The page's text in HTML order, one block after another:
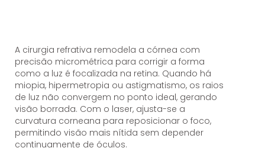
A cirurgia refrativa remodela a córnea com
precisão micrométrica para corrigir a forma
como a luz é focalizada na retina. Quando há
miopia, hipermetropia ou astigmatismo, os raios
de luz não convergem no ponto ideal, gerando
visão borrada. Com o laser, ajusta-se a
curvatura corneana para reposicionar o foco,
permitindo visão mais nítida sem depender
continuamente de óculos.